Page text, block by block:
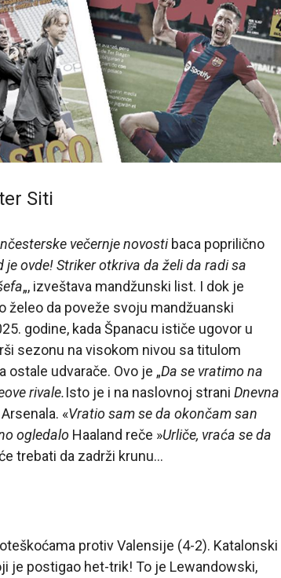
Siti
večernje novostibaca poprilično
je ovde! Striker otkriva da želi da radi sa
„, izveštava mandžunski list. I dok je
želeo da poveže svoju mandžuanski
godine, kada Španacu ističe ugovor u
sezonu na visokom nivou sa titulom
ostale udvarače. Ovo je „Da se vratimo na
rivale.Isto je i na naslovnoj strani Dnevna
«Vratio sam se da okončam san
ogledalo Haaland reče »Urliče, vraća se da
trebati da zadrži krunu…
protiv Valensije (4-2). Katalonski
je postigao het-trik! To je Lewandowski,